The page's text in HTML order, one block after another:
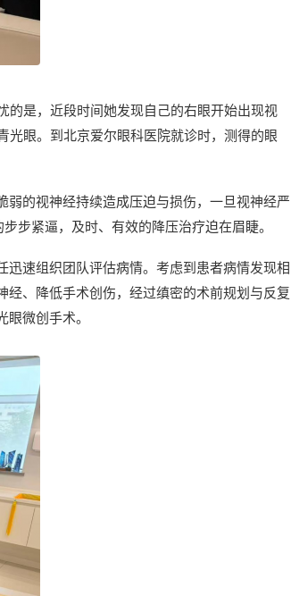
的是，近段时间她发现自己的右眼开始出现视
光眼。到北京爱尔眼科医院就诊时，测得的眼
的视神经持续造成压迫与损伤，一旦视神经严
步紧逼，及时、有效的降压治疗迫在眉睫。
速组织团队评估病情。考虑到患者病情发现相
、降低手术创伤，经过缜密的术前规划与反复
微创手术。